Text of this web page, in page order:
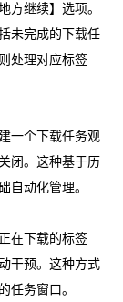
方继续】选项。
未完成的下载任
处理对应标签
一个下载任务观
闭。这种基于历
自动化管理。
在下载的标签
干预。这种方式
任务窗口。